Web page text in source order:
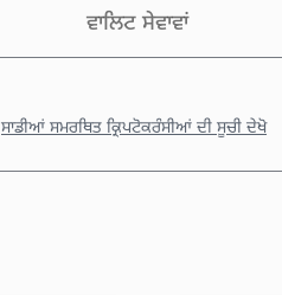
ਵਾਲਿਟ ਸੇਵਾਵਾਂ
ਸਾਡੀਆਂ ਸਮਰਥਿਤ ਕ੍ਰਿਪਟੋਕਰੰਸੀਆਂ ਦੀ ਸੂਚੀ ਦੇਖੋ